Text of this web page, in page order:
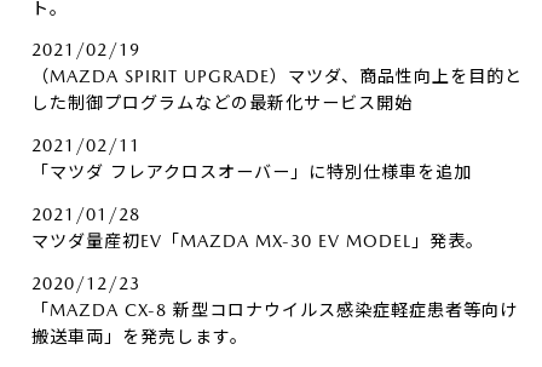
ト。
2021/02/19
（MAZDA SPIRIT UPGRADE）マツダ、商品性向上を目的と
した制御プログラムなどの最新化サービス開始
2021/02/11
「マツダ フレアクロスオーバー」に特別仕様車を追加
2021/01/28
マツダ量産初EV「MAZDA MX-30 EV MODEL」発表。
2020/12/23
「MAZDA CX-8 新型コロナウイルス感染症軽症患者等向け
搬送車両」を発売します。